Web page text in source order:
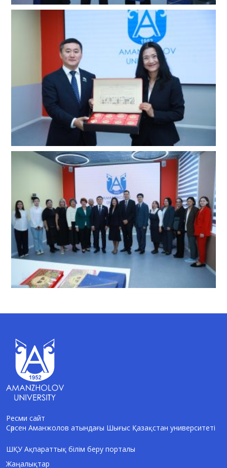
Ресми сайт
Сәрсен Аманжолов атындағы Шығыс Қазақстан университеті
ШҚУ Ақпараттық білім беру порталы
Жаңалықтар
AI-Talapker
Сәлем! Мен AI-Talapker — Сәрсен